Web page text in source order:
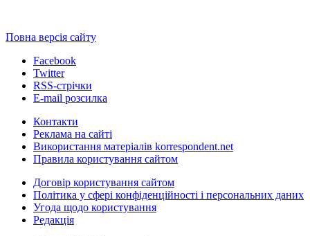
Повна версія сайту
Facebook
Twitter
RSS-стрічки
E-mail розсилка
Контакти
Реклама на сайті
Використання матеріалів korrespondent.net
Правила користування сайтом
Договір користування сайтом
Політика у сфері конфіденційності і персональних даних
Угода щодо користування
Редакція